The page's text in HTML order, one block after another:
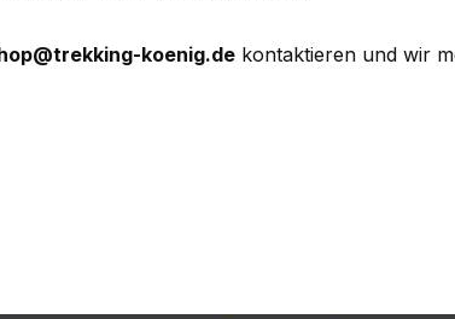
koenig.de kontaktieren und wir